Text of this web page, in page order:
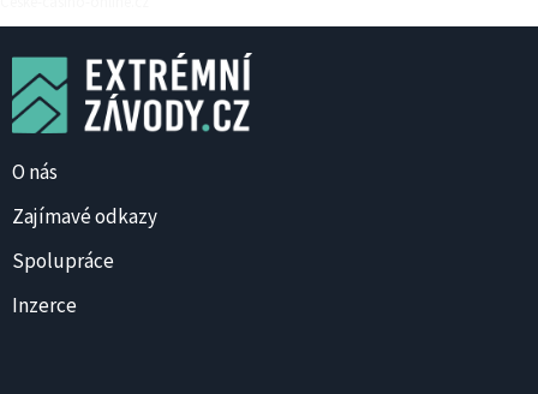
O nás
Zajímavé odkazy
Spolupráce
Inzerce